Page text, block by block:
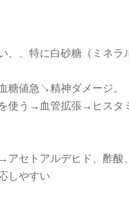
、、特に白砂糖（ミネ
糖値急↘精神ダメージ。
使う→血管拡張→ヒスタ
セトアルデヒド、酢酸
しやすい